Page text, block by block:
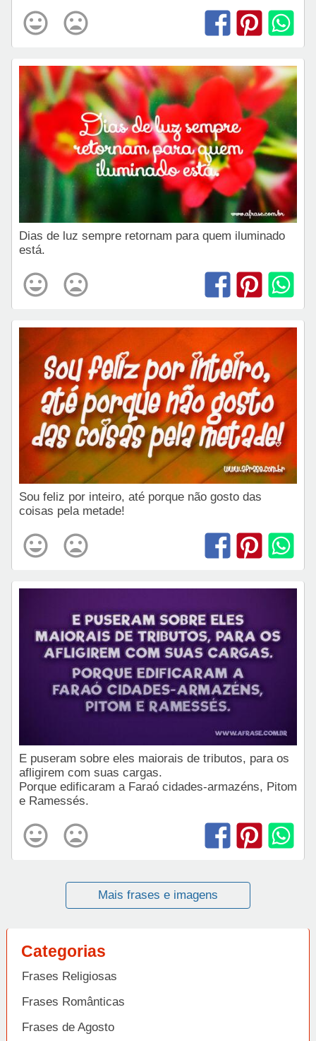
Dias de luz sempre retornam para quem iluminado
está.
Sou feliz por inteiro, até porque não gosto das
coisas pela metade!
E puseram sobre eles maiorais de tributos, para os
afligirem com suas cargas.
Porque edificaram a Faraó cidades-armazéns, Pitom
e Ramessés.
Mais frases e imagens
Categorias
Frases Religiosas
Frases Românticas
Frases de Agosto